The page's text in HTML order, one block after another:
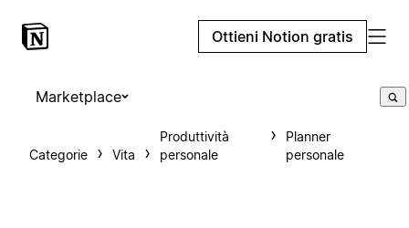
Ottieni Notion gratis
Marketplace
Categorie Vita
Produttività
personale
Planner
personale